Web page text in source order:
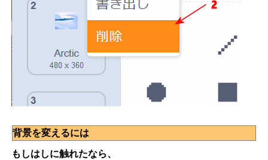
背景を変えるには
もしはしに触れたなら、